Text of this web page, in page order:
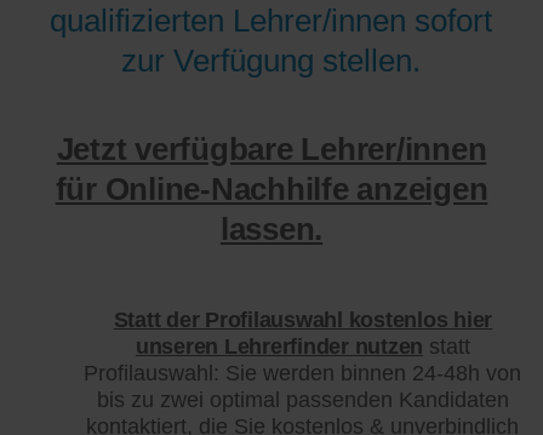
qualifizierten Lehrer/innen sofort
zur Verfügung stellen.
Jetzt verfügbare Lehrer/innen
für Online-Nachhilfe anzeigen
lassen.
Statt der Profilauswahl kostenlos hier
unseren Lehrerfinder nutzen statt
Profilauswahl: Sie werden binnen 24-48h von
bis zu zwei optimal passenden Kandidaten
kontaktiert, die Sie kostenlos & unverbindlich